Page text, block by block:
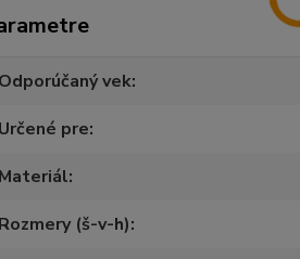
Odporúčaný vek
Určené pre
Materiál
Rozmery (š-v-h)